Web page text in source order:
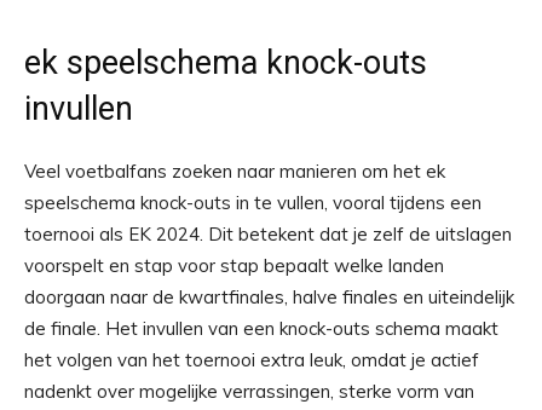
ek speelschema knock-outs
invullen
Veel voetbalfans zoeken naar manieren om het ek
speelschema knock-outs in te vullen, vooral tijdens een
toernooi als EK 2024. Dit betekent dat je zelf de uitslagen
voorspelt en stap voor stap bepaalt welke landen
doorgaan naar de kwartfinales, halve finales en uiteindelijk
de finale. Het invullen van een knock-outs schema maakt
het volgen van het toernooi extra leuk, omdat je actief
nadenkt over mogelijke verrassingen, sterke vorm van